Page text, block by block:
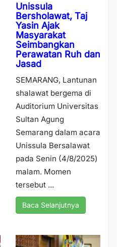
Unissula
Bersholawat, Taj
Yasin Ajak
Masyarakat
Seimbangkan
Perawatan Ruh dan
Jasad
SEMARANG, Lantunan
shalawat bergema di
Auditorium Universitas
Sultan Agung
Semarang dalam acara
Unissula Bersalawat
pada Senin (4/8/2025)
malam. Momen
tersebut ...
Baca Selanjutnya